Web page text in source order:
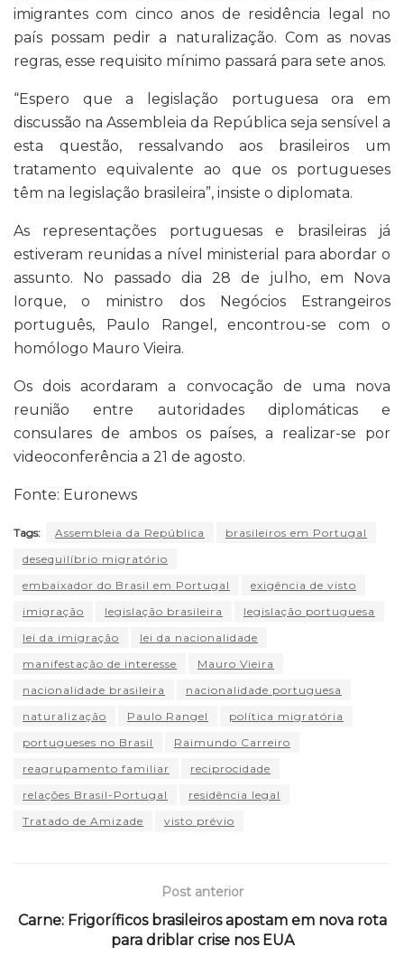
imigrantes com cinco anos de residência legal no
país possam pedir a naturalização. Com as novas
regras, esse requisito mínimo passará para sete anos.
“Espero que a legislação portuguesa ora em
discussão na Assembleia da República seja sensível a
esta questão, ressalvando aos brasileiros um
tratamento equivalente ao que os portugueses
têm na legislação brasileira”, insiste o diplomata.
As representações portuguesas e brasileiras já
estiveram reunidas a nível ministerial para abordar o
assunto. No passado dia 28 de julho, em Nova
Iorque, o ministro dos Negócios Estrangeiros
português, Paulo Rangel, encontrou-se com o
homólogo Mauro Vieira.
Os dois acordaram a convocação de uma nova
reunião entre autoridades diplomáticas e
consulares de ambos os países, a realizar-se por
videoconferência a 21 de agosto.
Fonte: Euronews
Tags: Assembleia da República
brasileiros em Portugal
desequilíbrio migratório
embaixador do Brasil em Portugal
exigência de visto
imigração
legislação brasileira
legislação portuguesa
lei da imigração
lei da nacionalidade
manifestação de interesse
Mauro Vieira
nacionalidade brasileira
nacionalidade portuguesa
naturalização
Paulo Rangel
política migratória
portugueses no Brasil
Raimundo Carreiro
reagrupamento familiar
reciprocidade
relações Brasil-Portugal
residência legal
Tratado de Amizade
visto prévio
Post anterior
Carne: Frigoríficos brasileiros apostam em nova rota
para driblar crise nos EUA